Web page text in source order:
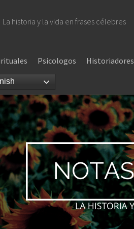
La historia y la vida en frases célebres
Psicologos Historiadores